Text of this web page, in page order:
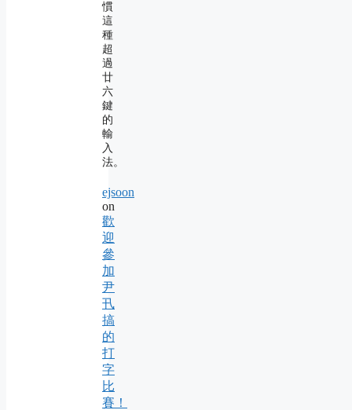
慣
這
種
超
過
廿
六
鍵
的
輸
入
法。
ejsoon
on
歡
迎
參
加
尹
卂
搞
的
打
字
比
賽！